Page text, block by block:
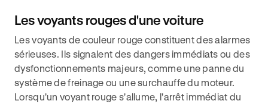
Les voyants rouges d'une voiture
Les voyants de couleur rouge constituent des alarmes
sérieuses. Ils signalent des dangers immédiats ou des
dysfonctionnements majeurs, comme une panne du
système de freinage ou une surchauffe du moteur.
Lorsqu'un voyant rouge s'allume, l'arrêt immédiat du